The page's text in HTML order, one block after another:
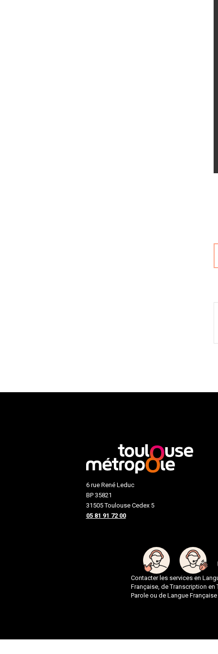
6 rue René Leduc
BP 35821
31505 Toulouse Cedex 5
05 81 91 72 00
Contacter les services en
Française, de Transcription en
Parole ou de Langue